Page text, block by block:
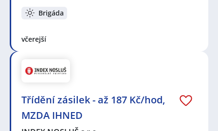
Brigáda
včerejší
Třídění zásilek - až 187 Kč/hod,
MZDA IHNED